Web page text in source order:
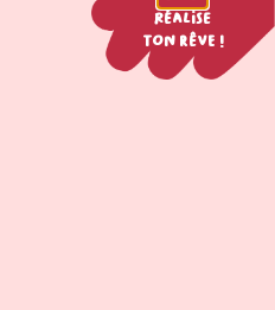
Réalise
ton rêve !